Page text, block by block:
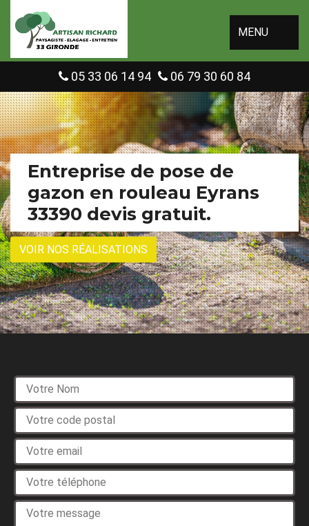
MENU
05 33 06 14 94 06 79 30 60 84
Entreprise de pose de
gazon en rouleau Eyrans
33390 devis gratuit.
VOIR NOS RÉALISATIONS